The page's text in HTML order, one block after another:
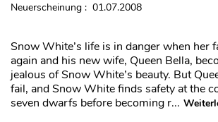
Neuerscheinung : 01.07.2008
Snow White’s life is in danger when her
again and his new wife, Queen Bella,
jealous of Snow White’s beauty. But
fail, and Snow White finds safety at the
seven dwarfs before becoming r...